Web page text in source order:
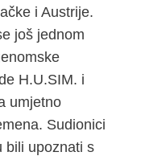
i Austrije.
još jednom
H.U.SIM. i
umjetno
Sudionici
bili upoznati s